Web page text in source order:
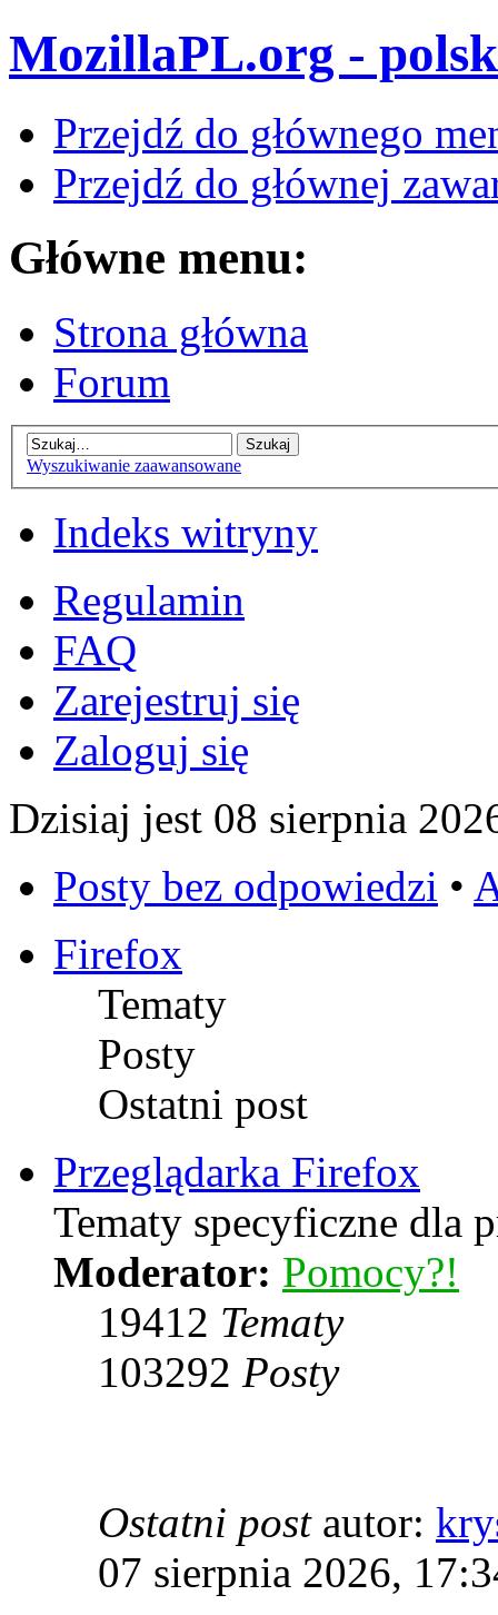
MozillaPL.org -
Przejdź do głównego
Przejdź do głównej
Główne menu:
Strona główna
Forum
Wyszukiwanie zaawansowane
Indeks witryny
Regulamin
FAQ
Zarejestruj się
Zaloguj się
Dzisiaj jest 08 sierpnia
Posty bez odpowiedzi •
Firefox
Tematy
Posty
Ostatni post
Przeglądarka Firefox
Tematy specyficzne dla
Moderator: Pomocy?!
19412 Tematy
103292 Posty
Ostatni postautor:
07 sierpnia 2026,